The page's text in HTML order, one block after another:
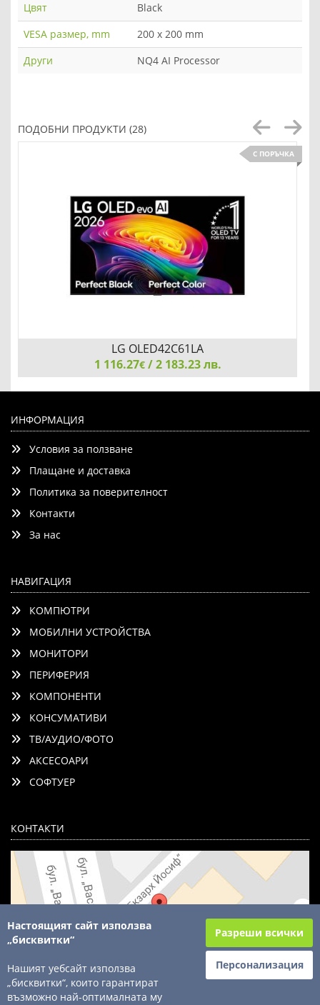
Цвят
Black
VESA размер, mm
200 x 200 mm
Други
NQ4 AI Processor
ПОДОБНИ ПРОДУКТИ (28)
С ПОРЪЧКА
C/T2/S2, Alpha 11 AI 4K Gen3, 120Hz Native (VRR 165Hz),
ThinQ AI, HDR10, NVIDIA G-SYNC, AMD FreeSync, Dolby
Vision, Dolby Atmos, AI Agent, Wi-Fi 6E, Bluetooth
LG OLED42C61LA
1 116.27€/ 2 183.23 лв.
ИНФОРМАЦИЯ
Условия за ползване
Плащане и доставка
Политика за поверителност
Контакти
За нас
НАВИГАЦИЯ
КОМПЮТРИ
МОБИЛНИ УСТРОЙСТВА
МОНИТОРИ
ПЕРИФЕРИЯ
КОМПОНЕНТИ
КОНСУМАТИВИ
ТВ/АУДИО/ФОТО
АКСЕСОАРИ
СОФТУЕР
КОНТАКТИ
Настоящият сайт използва
„бисквитки“
Нашият уебсайт използва
„бисквитки“, които гарантират
възможно най-оптималната му
Разреши всички
Персонализация